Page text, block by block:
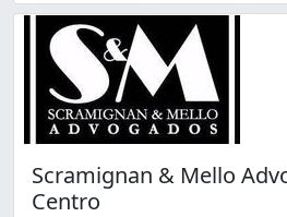
Scramignan & Mello
Centro